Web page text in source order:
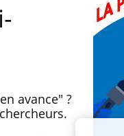
avance" ?